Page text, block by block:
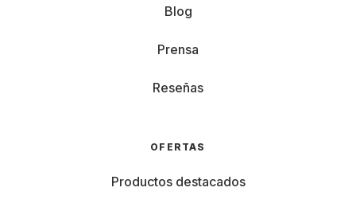
Blog
Prensa
Reseñas
OFERTAS
Productos destacados